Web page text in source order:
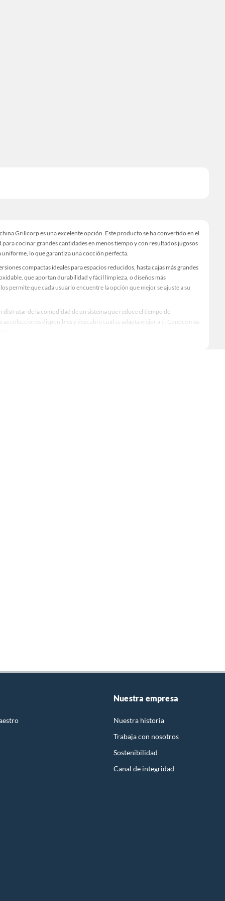
Grillcorp es una excelente opción. Este producto se ha convertido en el
cocinar grandes cantidades en menos tiempo y con resultados jugosos
uniforme, lo que garantiza una cocción perfecta.
compactas ideales para espacios reducidos, hasta cajas más grandes
que aportan durabilidad y fácil limpieza, o diseños más
permite que cada usuario encuentre la opción que mejor se ajuste a su
de la comodidad de un sistema que reduce el tiempo de
colecciones disponibles y descubre cuál se adapta mejor a ti. Conoce más
Nuestra empresa
Nuestra historia
Trabaja con nosotros
Sostenibilidad
Canal de integridad